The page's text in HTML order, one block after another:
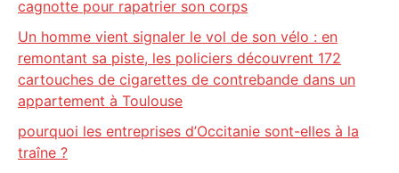
cagnotte pour rapatrier son corps
Un homme vient signaler le vol de son vélo : en
remontant sa piste, les policiers découvrent 172
cartouches de cigarettes de contrebande dans un
appartement à Toulouse
pourquoi les entreprises d’Occitanie sont-elles à la
traîne ?